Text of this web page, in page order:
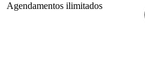
Agendamentos ilimitados